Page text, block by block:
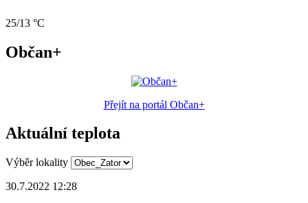
25/13 °C
Občan+
Přejít na portál Občan+
Aktuální teplota
Výběr lokality
30.7.2022 12:28